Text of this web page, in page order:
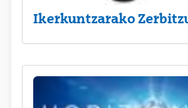
Ikerkuntzarako